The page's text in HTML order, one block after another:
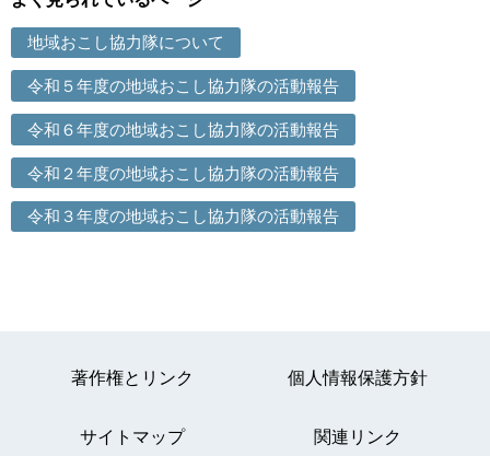
地域おこし協力隊について
令和５年度の地域おこし協力隊の活動報告
令和６年度の地域おこし協力隊の活動報告
令和２年度の地域おこし協力隊の活動報告
令和３年度の地域おこし協力隊の活動報告
著作権とリンク 個人情報保護方針
サイトマップ 関連リンク